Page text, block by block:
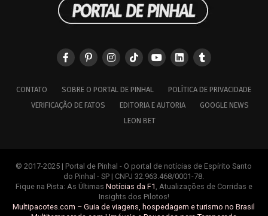
CONTATO SOBRE O PORTAL DE PINHAL
POLÍTICA DE PRIVACIDADE
VERIFICAÇÃO DE FATOS
EDITORIA E AUTORIA
GOOGLE NEWS
LEON BET
© 2017-2025 | Portal de Pinhal - O portal de notícias de Espírito Santo
do Pinhal - SP | CNPJ 32.963.468/0001-78.
Fique na Pista: As Últimas Notícias da F1 , Atualizações de Corridas e
Insights dos Pilotos!
Multipacotes.com – Guia de viagens, hospedagem e turismo no Brasil